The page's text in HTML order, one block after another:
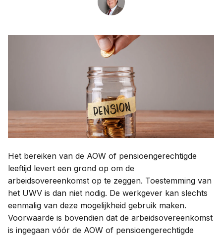
Het bereiken van de AOW of pensioengerechtigde
leeftijd levert een grond op om de
arbeidsovereenkomst op te zeggen. Toestemming van
het UWV is dan niet nodig. De werkgever kan slechts
eenmalig van deze mogelijkheid gebruik maken.
Voorwaarde is bovendien dat de arbeidsovereenkomst
is ingegaan vóór de AOW of pensioengerechtigde